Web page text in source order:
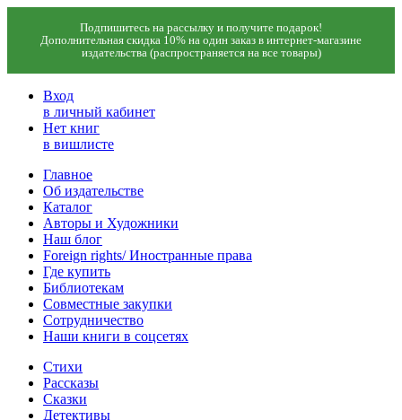
Подпишитесь на рассылку и получите подарок!
Дополнительная скидка 10% на один заказ в интернет-магазине
издательства (распространяется на все товары)
Вход
в личный кабинет
Нет книг
в вишлисте
Главное
Об издательстве
Каталог
Авторы и Художники
Наш блог
Foreign rights/ Иностранные права
Где купить
Библиотекам
Совместные закупки
Сотрудничество
Наши книги в соцсетях
Стихи
Рассказы
Сказки
Детективы